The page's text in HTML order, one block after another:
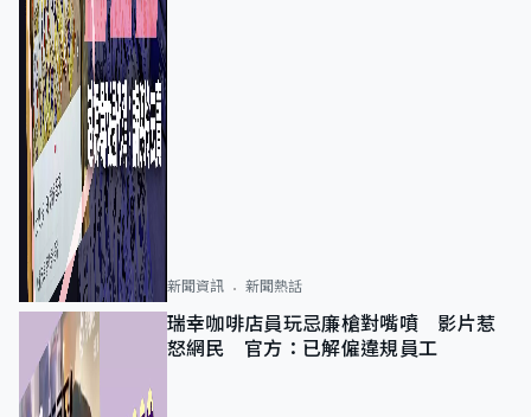
新聞資訊 新聞熱話
瑞幸咖啡店員玩忌廉槍對嘴噴 影片惹
怒網民 官方：已解僱違規員工